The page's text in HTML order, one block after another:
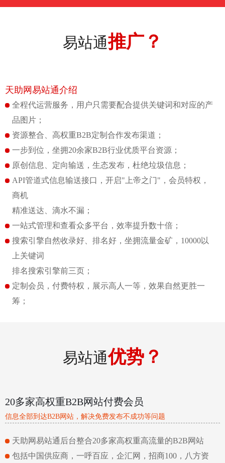
易站通推广？
天助网易站通介绍
全程代运营服务，用户只需要配合提供关键词和对应的产
品图片；
资源整合、高权重B2B定制合作发布渠道；
一步到位，坐拥20余家B2B行业优质平台资源；
原创信息、定向输送，生态发布，杜绝垃圾信息；
API管道式信息输送接口，开启"上帝之门"，会员特权，
商机
精准送达、滴水不漏；
一站式管理和查看众多平台，效率提升数十倍；
搜索引擎自然收录好、排名好，坐拥流量金矿，10000以
上关键词
排名搜索引擎前三页；
定制会员，付费特权，展示高人一等，效果自然更胜一
筹；
易站通优势？
20多家高权重B2B网站付费会员
信息全部到达B2B网站，解决免费发布不成功等问题
天助网易站通后台整合20多家高权重高流量的B2B网站
包括中国供应商，一呼百应，企汇网，招商100，八方资